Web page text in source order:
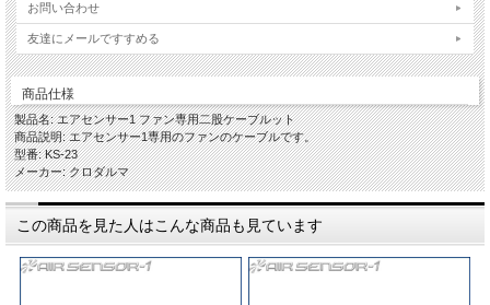
お問い合わせ
友達にメールですすめる
商品仕様
製品名: エアセンサー1 ファン専用二股ケーブルット
商品説明: エアセンサー1専用のファンのケーブルです。
型番: KS-23
メーカー: クロダルマ
この商品を見た人はこんな商品も見ています